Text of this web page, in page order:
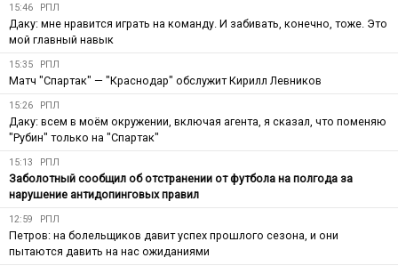
15:46 РПЛ
Даку: мне нравится играть на команду. И забивать, конечно, тоже. Это
мой главный навык
15:35 РПЛ
Матч "Спартак" — "Краснодар" обслужит Кирилл Левников
15:26 РПЛ
Даку: всем в моём окружении, включая агента, я сказал, что поменяю
"Рубин" только на "Спартак"
15:13 РПЛ
Заболотный сообщил об отстранении от футбола на полгода за
нарушение антидопинговых правил
12:59 РПЛ
Петров: на болельщиков давит успех прошлого сезона, и они
пытаются давить на нас ожиданиями